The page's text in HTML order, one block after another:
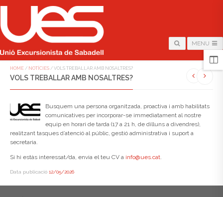
MENU
HOME / NOTÍCIES / VOLS TREBALLAR AMB NOSALTRES?
VOLS TREBALLAR AMB NOSALTRES?
Busquem una persona organitzada, proactiva i amb habilitats
comunicatives per incorporar-se immediatament al nostre
equip en horari de tarda (17 a 21 h, de dilluns a divendres),
realitzant tasques d’atenció al públic, gestió administrativa i suport a
secretaria.
Si hi estàs interessat/da, envia el teu CV a info@ues.cat.
Data publicació 12/05/2026